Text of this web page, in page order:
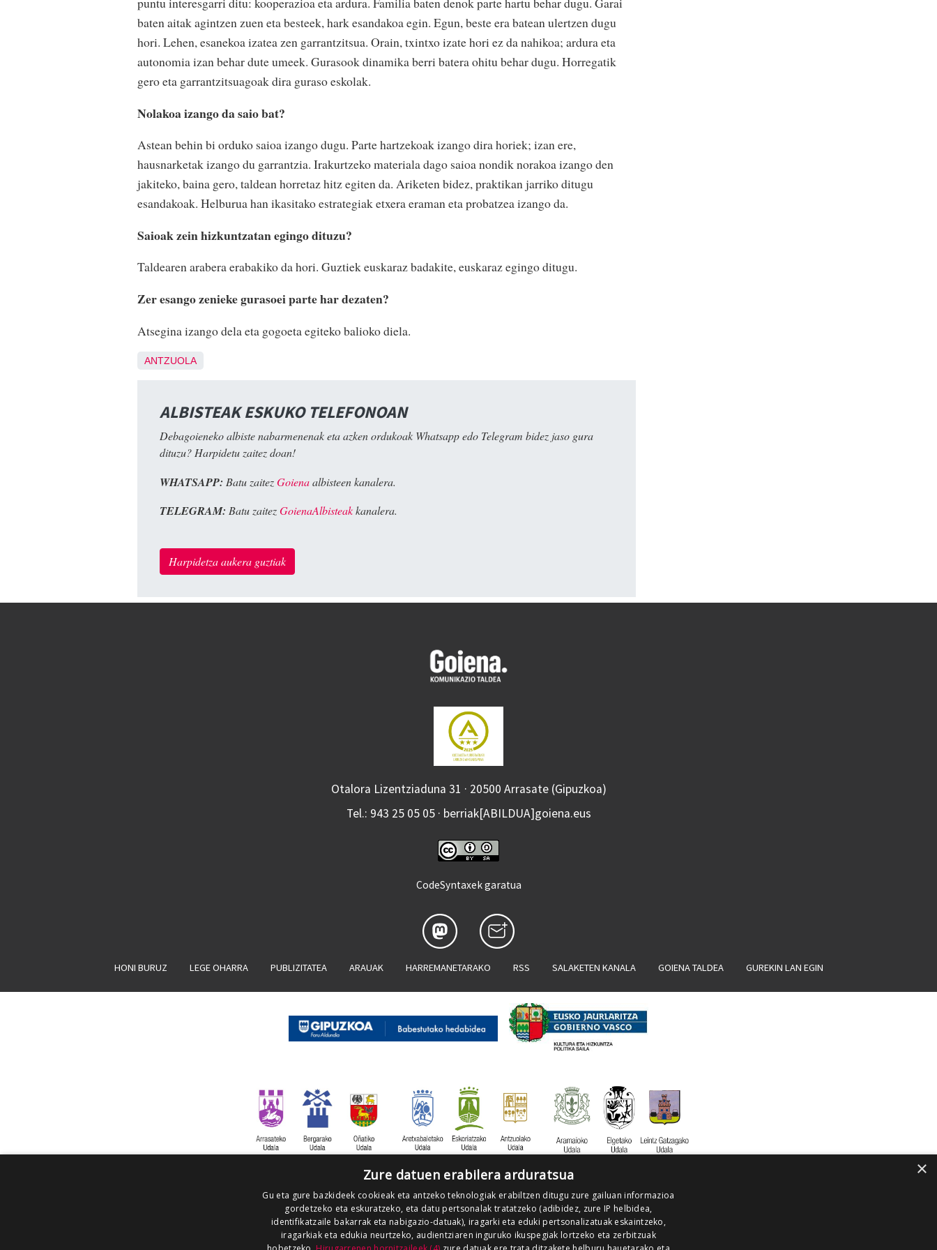
baten aitak agintzen zuen eta besteek, hark esandakoa egin. Egun, beste era batean ulertzen dugu
hori. Lehen, esanekoa izatea zen garrantzitsua. Orain, txintxo izate hori ez da nahikoa; ardura eta
autonomia izan behar dute umeek. Gurasook dinamika berri batera ohitu behar dugu. Horregatik
gero eta garrantzitsuagoak dira guraso eskolak.
Nolakoa izango da saio bat?
Astean behin bi orduko saioa izango dugu. Parte hartzekoak izango dira horiek; izan ere,
hausnarketak izango du garrantzia. Irakurtzeko materiala dago saioa nondik norakoa izango den
jakiteko, baina gero, taldean horretaz hitz egiten da. Ariketen bidez, praktikan jarriko ditugu
esandakoak. Helburua han ikasitako estrategiak etxera eraman eta probatzea izango da.
Saioak zein hizkuntzatan egingo dituzu?
Taldearen arabera erabakiko da hori. Guztiek euskaraz badakite, euskaraz egingo ditugu.
Zer esango zenieke gurasoei parte har dezaten?
Atsegina izango dela eta gogoeta egiteko balioko diela.
ANTZUOLA
ALBISTEAK ESKUKO TELEFONOAN
Debagoieneko albiste nabarmenenak eta azken ordukoak Whatsapp edo Telegram bidez jaso gura
dituzu? Harpidetu zaitez doan!
WHATSAPP: Batu zaitezGoienaalbisteen kanalera.
TELEGRAM: Batu zaitezGoienaAlbisteakkanalera.
Harpidetza aukera guztiak
Otalora Lizentziaduna 31 · 20500 Arrasate (Gipuzkoa)
Tel.: 943 25 05 05 · berriak[ABILDUA]goiena.eus
CodeSyntaxek garatua
HONI BURUZ LEGE OHARRA PUBLIZITATEA ARAUAK HARREMANETARAKO RSS SALAKETEN KANALA GOIENA TALDEA GUREKIN LAN EGIN
×
Zure datuen erabilera arduratsua
Gu eta gure bazkideek cookieak eta antzeko teknologiak erabiltzen ditugu zure gailuan informazioa
gordetzeko eta eskuratzeko, eta datu pertsonalak tratatzeko (adibidez, zure IP helbidea,
identifikatzaile bakarrak eta nabigazio-datuak), iragarki eta eduki pertsonalizatuak eskaintzeko,
iragarkiak eta edukia neurtzeko, audientziaren inguruko ikuspegiak lortzeko eta zerbitzuak